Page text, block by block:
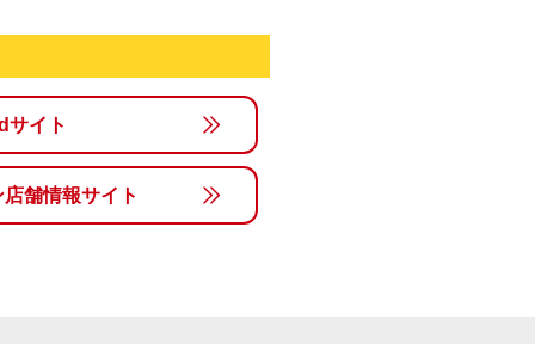
サイト
舗情報サイト